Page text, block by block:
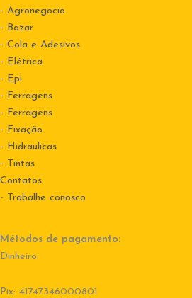
- Agronegocio
- Bazar
- Cola e Adesivos
- Elétrica
- Epi
- Ferragens
- Ferragens
- Fixação
- Hidraulicas
- Tintas
Contatos
- Trabalhe conosco
Métodos de pagamento:
Dinheiro.
Pix: 41747346000801